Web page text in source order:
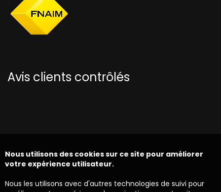
Avis clients contrôlés
Nous utilisons des cookies sur ce site pour améliorer
votre expérience utilisateur.
Nous les utilisons avec d'autres technologies de suivi pour